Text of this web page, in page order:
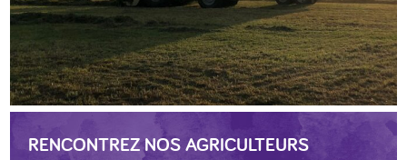
RENCONTREZ NOS AGRICULTEURS